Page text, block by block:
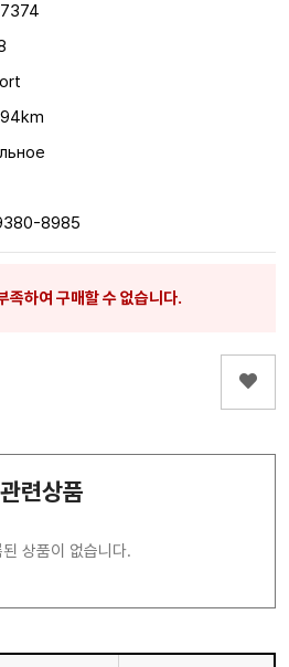
8985
족하여 구매할 수 없습니다.
관련상품
상품이 없습니다.